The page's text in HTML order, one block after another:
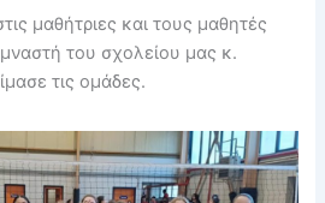
μαθήτριες και τους μαθητές
του σχολείου μας κ.
τις ομάδες.